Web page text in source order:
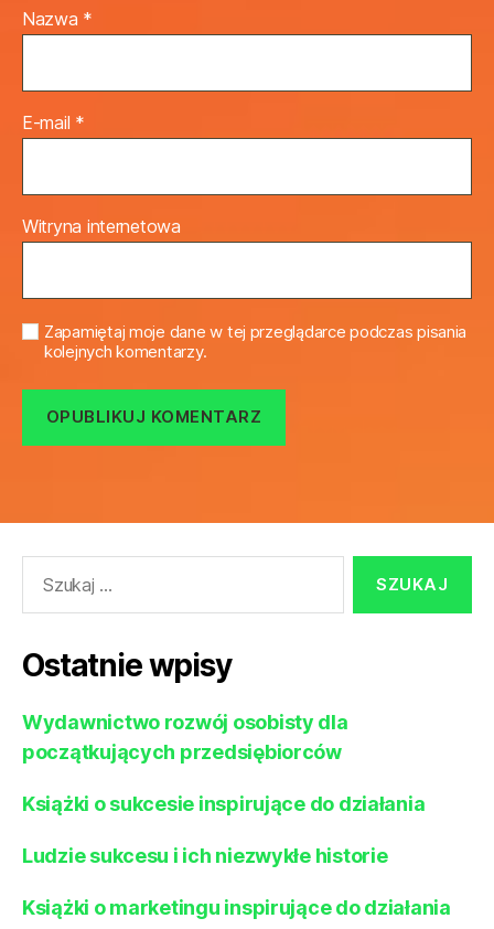
Nazwa *
E-mail *
Witryna internetowa
Zapamiętaj moje dane w tej przeglądarce podczas pisania
kolejnych komentarzy.
Ostatnie wpisy
Wydawnictwo rozwój osobisty dla
początkujących przedsiębiorców
Książki o sukcesie inspirujące do działania
Ludzie sukcesu i ich niezwykłe historie
Książki o marketingu inspirujące do działania